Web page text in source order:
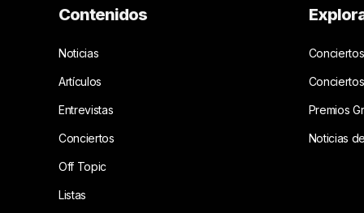
Contenidos
Noticias
Artículos
Entrevistas
Conciertos
Off Topic
Listas
Premios
Noticias